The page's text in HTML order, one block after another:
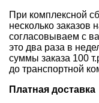
При комплексной
несколько заказов
согласовываем с
это два раза в
суммы заказа 100
до транспортной
Платная доставка